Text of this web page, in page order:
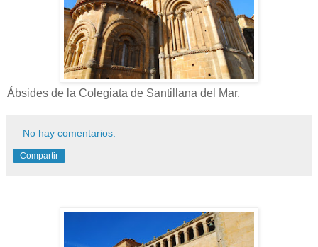
Ábsides de la Colegiata de Santillana del Mar.
No hay comentarios:
Compartir